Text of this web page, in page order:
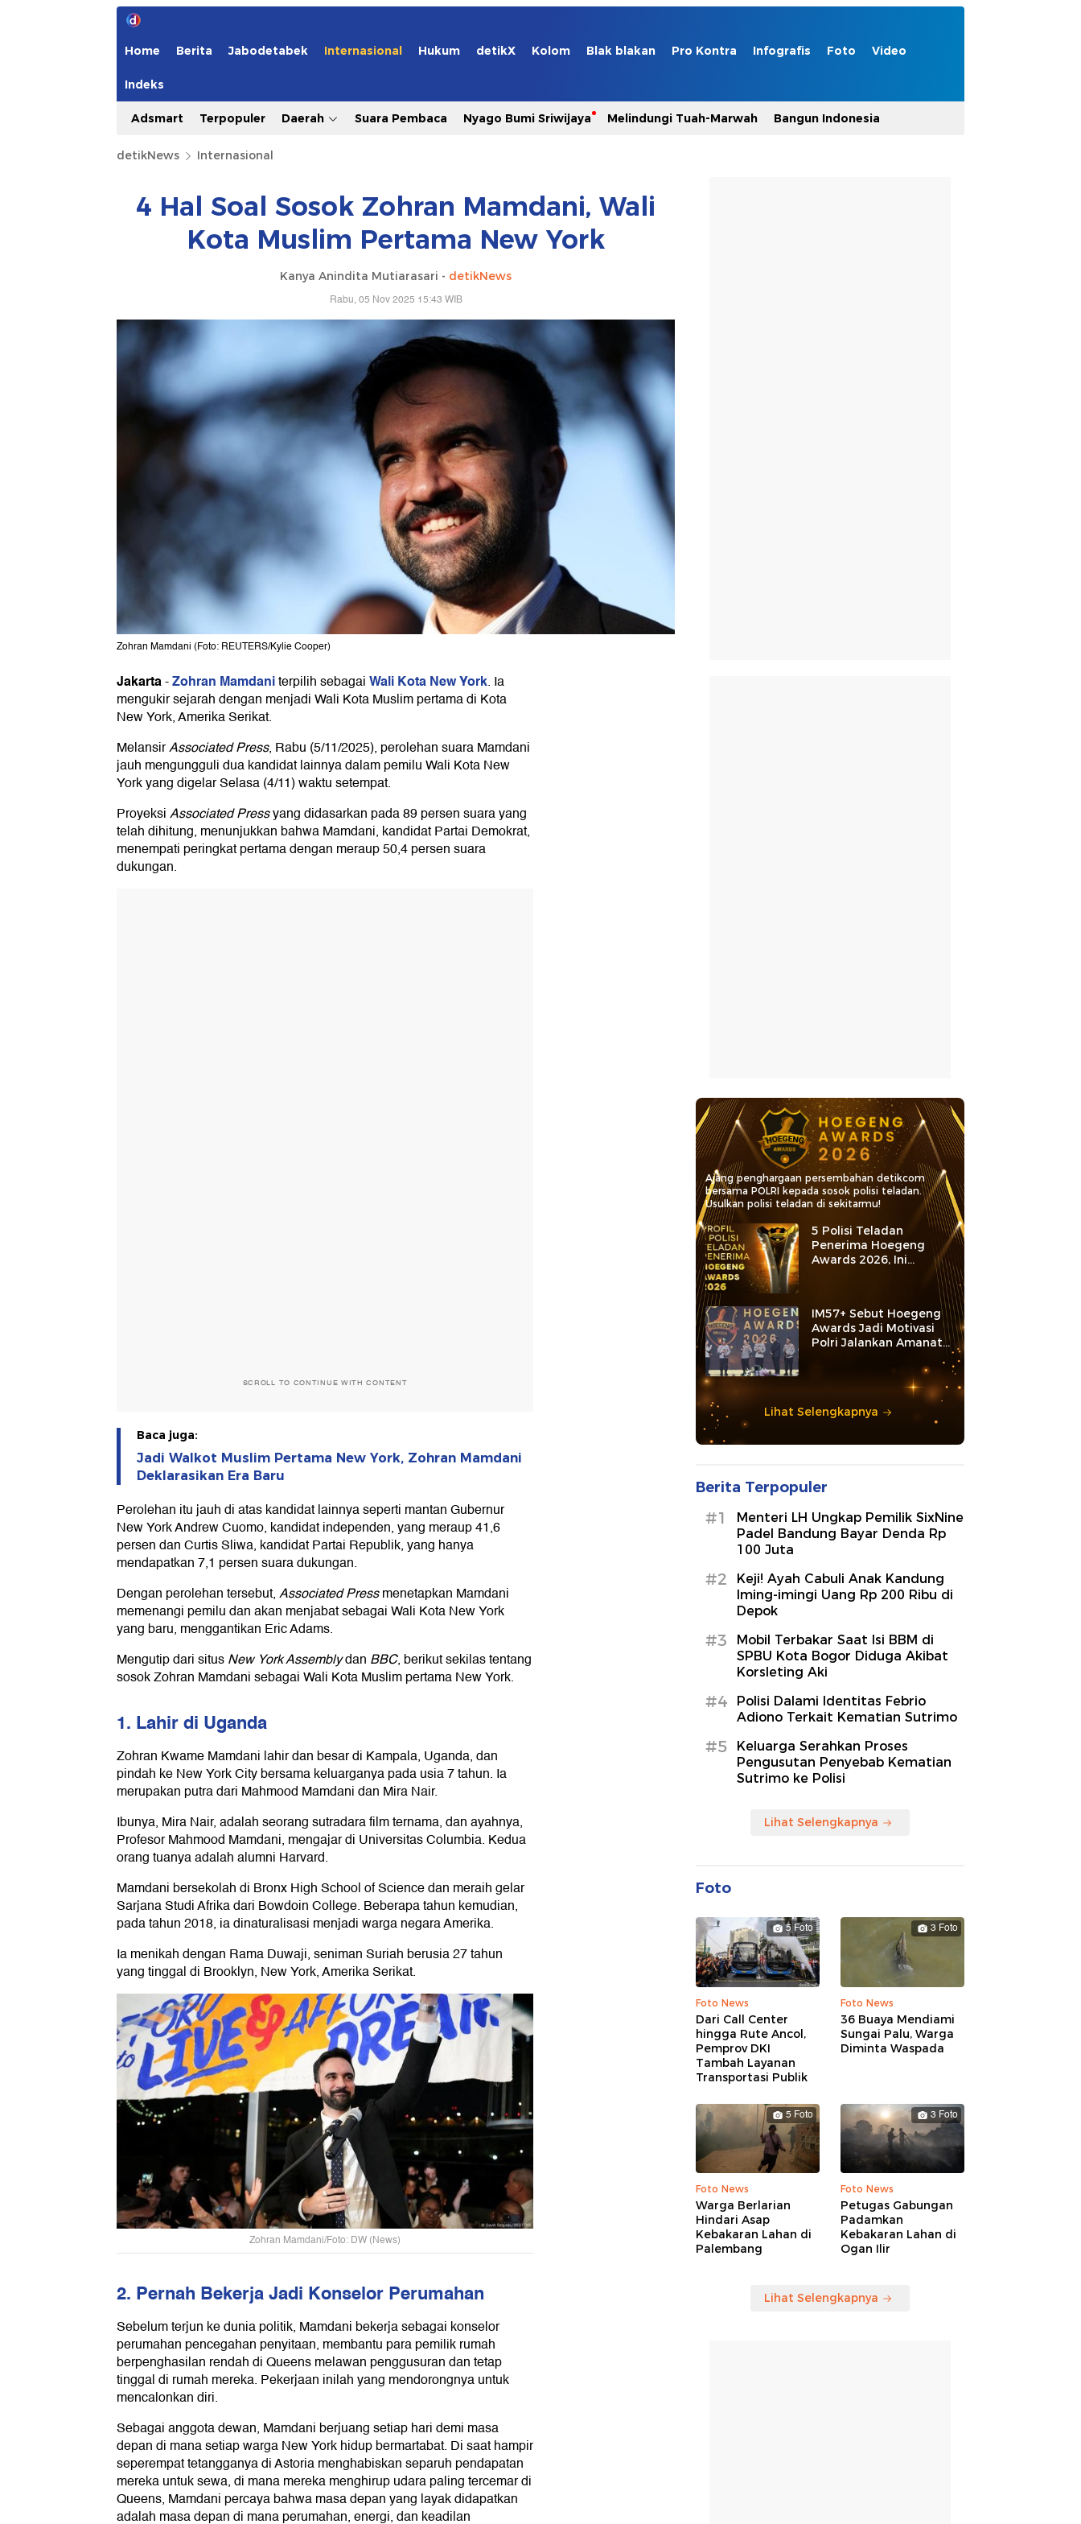
Home Berita Jabodetabek Internasional Hukum detikX Kolom Blak blakan Pro Kontra Infografis Foto Video
Indeks
Adsmart Terpopuler Daerah Suara Pembaca Nyago Bumi Sriwijaya Melindungi Tuah-Marwah Bangun Indonesia
detikNews Internasional
4 Hal Soal Sosok Zohran Mamdani, Wali
Kota Muslim Pertama New York
Kanya Anindita Mutiarasari - detikNews
Rabu, 05 Nov 2025 15:43 WIB
Zohran Mamdani (Foto: REUTERS/Kylie Cooper)
Jakarta-Zohran Mamdaniterpilih sebagaiWali Kota New York. Ia
mengukir sejarah dengan menjadi Wali Kota Muslim pertama di Kota
New York, Amerika Serikat.
MelansirAssociated Press, Rabu (5/11/2025), perolehan suara Mamdani
jauh mengungguli dua kandidat lainnya dalam pemilu Wali Kota New
York yang digelar Selasa (4/11) waktu setempat.
ProyeksiAssociated Pressyang didasarkan pada 89 persen suara yang
telah dihitung, menunjukkan bahwa Mamdani, kandidat Partai Demokrat,
menempati peringkat pertama dengan meraup 50,4 persen suara
dukungan.
SCROLL TO CONTINUE WITH CONTENT
Baca juga:
Jadi Walkot Muslim Pertama New York, Zohran Mamdani
Deklarasikan Era Baru
Perolehan itu jauh di atas kandidat lainnya seperti mantan Gubernur
New York Andrew Cuomo, kandidat independen, yang meraup 41,6
persen dan Curtis Sliwa, kandidat Partai Republik, yang hanya
mendapatkan 7,1 persen suara dukungan.
Dengan perolehan tersebut,Associated Pressmenetapkan Mamdani
memenangi pemilu dan akan menjabat sebagai Wali Kota New York
yang baru, menggantikan Eric Adams.
Mengutip dari situsNew York Assemblydan BBC, berikut sekilas tentang
sosok Zohran Mamdani sebagai Wali Kota Muslim pertama New York.
1. Lahir di Uganda
Zohran Kwame Mamdani lahir dan besar di Kampala, Uganda, dan
pindah ke New York City bersama keluarganya pada usia 7 tahun. Ia
merupakan putra dari Mahmood Mamdani dan Mira Nair.
Ibunya, Mira Nair, adalah seorang sutradara film ternama, dan ayahnya,
Profesor Mahmood Mamdani, mengajar di Universitas Columbia. Kedua
orang tuanya adalah alumni Harvard.
Mamdani bersekolah di Bronx High School of Science dan meraih gelar
Sarjana Studi Afrika dari Bowdoin College. Beberapa tahun kemudian,
pada tahun 2018, ia dinaturalisasi menjadi warga negara Amerika.
Ia menikah dengan Rama Duwaji, seniman Suriah berusia 27 tahun
yang tinggal di Brooklyn, New York, Amerika Serikat.
Zohran Mamdani/Foto: DW (News)
2. Pernah Bekerja Jadi Konselor Perumahan
Sebelum terjun ke dunia politik, Mamdani bekerja sebagai konselor
perumahan pencegahan penyitaan, membantu para pemilik rumah
berpenghasilan rendah di Queens melawan penggusuran dan tetap
tinggal di rumah mereka. Pekerjaan inilah yang mendorongnya untuk
mencalonkan diri.
Sebagai anggota dewan, Mamdani berjuang setiap hari demi masa
depan di mana setiap warga New York hidup bermartabat. Di saat hampir
seperempat tetangganya di Astoria menghabiskan separuh pendapatan
mereka untuk sewa, di mana mereka menghirup udara paling tercemar di
Queens, Mamdani percaya bahwa masa depan yang layak didapatkan
adalah masa depan di mana perumahan, energi, dan keadilan
Ajang penghargaan persembahan detikcom
bersama POLRI kepada sosok polisi teladan.
Usulkan polisi teladan di sekitarmu!
5 Polisi Teladan
Penerima Hoegeng
Awards 2026, Ini
Kategori dan Kiprahnya
IM57+ Sebut Hoegeng
Awards Jadi Motivasi
Polri Jalankan Amanat
Lihat Selengkapnya
Berita Terpopuler
#1
Menteri LH Ungkap Pemilik SixNine
Padel Bandung Bayar Denda Rp
100 Juta
#2
Keji! Ayah Cabuli Anak Kandung
Iming-imingi Uang Rp 200 Ribu di
Depok
#3
Mobil Terbakar Saat Isi BBM di
SPBU Kota Bogor Diduga Akibat
Korsleting Aki
#4
Polisi Dalami Identitas Febrio
Adiono Terkait Kematian Sutrimo
#5
Keluarga Serahkan Proses
Pengusutan Penyebab Kematian
Sutrimo ke Polisi
Lihat Selengkapnya
Foto
5 Foto
Foto News
Dari Call Center
hingga Rute Ancol,
Pemprov DKI
Tambah Layanan
Transportasi Publik
3 Foto
Foto News
36 Buaya Mendiami
Sungai Palu, Warga
Diminta Waspada
5 Foto
Foto News
Warga Berlarian
Hindari Asap
Kebakaran Lahan di
Palembang
3 Foto
Foto News
Petugas Gabungan
Padamkan
Kebakaran Lahan di
Ogan Ilir
Lihat Selengkapnya